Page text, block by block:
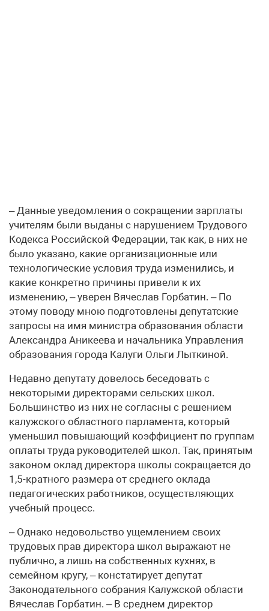
– Данные уведомления о сокращении зарплаты
учителям были выданы с нарушением Трудового
Кодекса Российской Федерации, так как, в них не
было указано, какие организационные или
технологические условия труда изменились, и
какие конкретно причины привели к их
изменению, – уверен Вячеслав Горбатин. – По
этому поводу мною подготовлены депутатские
запросы на имя министра образования области
Александра Аникеева и начальника Управления
образования города Калуги Ольги Лыткиной.
Недавно депутату довелось беседовать с
некоторыми директорами сельских школ.
Большинство из них не согласны с решением
калужского областного парламента, который
уменьшил повышающий коэффициент по группам
оплаты труда руководителей школ. Так, принятым
законом оклад директора школы сокращается до
1,5-кратного размера от среднего оклада
педагогических работников, осуществляющих
учебный процесс.
– Однако недовольство ущемлением своих
трудовых прав директора школ выражают не
публично, а лишь на собственных кухнях, в
семейном кругу, – констатирует депутат
Законодательного собрания Калужской области
Вячеслав Горбатин. – В среднем директор